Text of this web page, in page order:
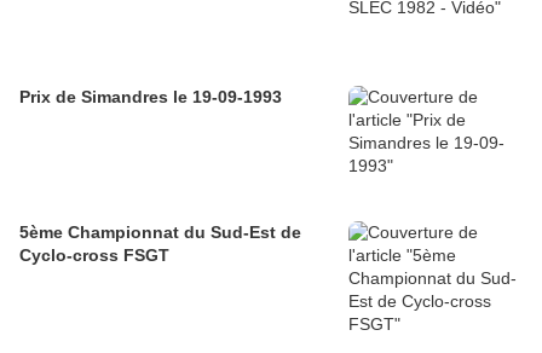
Prix de Simandres le 19-09-1993
5ème Championnat du Sud-Est de
Cyclo-cross FSGT